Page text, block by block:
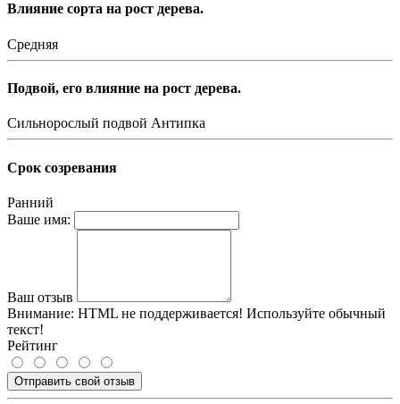
Влияние сорта на рост дерева.
Средняя
Подвой, его влияние на рост дерева.
Сильнорослый подвой Антипка
Срок созревания
Ранний
Ваше имя:
Ваш отзыв
Внимание: HTML не поддерживается! Используйте обычный
текст!
Рейтинг
Отправить свой отзыв